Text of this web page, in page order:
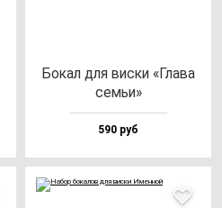
Бокал для вис­ки «Гла­ва
cемьи»
590 руб